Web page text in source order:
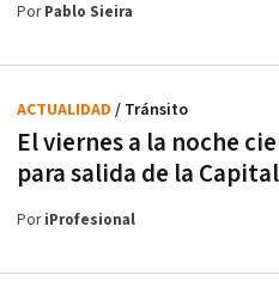
PorPablo Sieira
El viernes a la noche
para salida de la
ACTUALIDAD / Tránsito
PoriProfesional